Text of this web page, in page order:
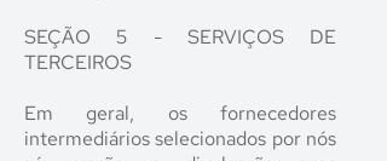
SEÇÃO 5 - SERVIÇOS DE
TERCEIROS
Em geral, os fornecedores
intermediários selecionados ​​por nós